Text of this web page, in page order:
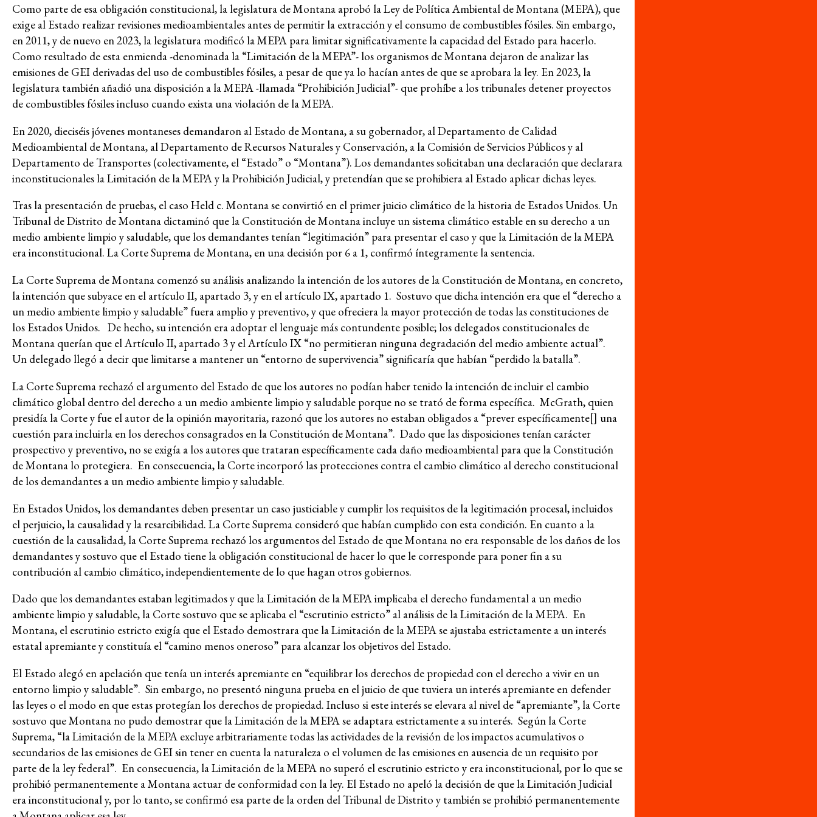
Lucha contra el despojo
Justicia climática y ambiental
Base de datos de
jurisprudencia
Serie de cómics
sobre captura
Temas
Acceso a la justicia
Justicia climática y ambiental
Acabar con la captura corporativa y la impunidad
Lucha contra el despojo
Futuros post-pandemia
Priorizar el conocimiento de las comunidades
Feminismos y justicia de género
Lucha contra la violencia y la represión
Grupos de trabajo
Rendición de cuentas corporativa
Política económica
Medio ambiente y DESC
Hub de investigación comunitaria
Movimientos sociales
Litigio estratégico
Sistema de solidaridad
Mujeres y DESC
Recursos
¿Qué son los derechos económicos, sociales y
Base de datos de jurisprudencia
Serie de cómics sobre captura corporativa
Sala de Prensa
Membresía
Política de privacidad
Como parte de esa obligación constitucional, la legislatura de Montana aprobó la Ley de Política Ambiental de Montana (MEPA), que
exige al Estado realizar revisiones medioambientales antes de permitir la extracción y el consumo de combustibles fósiles. Sin embargo,
en 2011, y de nuevo en 2023, la legislatura modificó la MEPA para limitar significativamente la capacidad del Estado para hacerlo.
Como resultado de esta enmienda -denominada la “Limitación de la MEPA”- los organismos de Montana dejaron de analizar las
emisiones de GEI derivadas del uso de combustibles fósiles, a pesar de que ya lo hacían antes de que se aprobara la ley. En 2023, la
legislatura también añadió una disposición a la MEPA -llamada “Prohibición Judicial”- que prohíbe a los tribunales detener proyectos
de combustibles fósiles incluso cuando exista una violación de la MEPA.
En 2020, dieciséis jóvenes montaneses demandaron al Estado de Montana, a su gobernador, al Departamento de Calidad
Medioambiental de Montana, al Departamento de Recursos Naturales y Conservación, a la Comisión de Servicios Públicos y al
Departamento de Transportes (colectivamente, el “Estado” o “Montana”). Los demandantes solicitaban una declaración que declarara
inconstitucionales la Limitación de la MEPA y la Prohibición Judicial, y pretendían que se prohibiera al Estado aplicar dichas leyes.
Tras la presentación de pruebas, el caso Held c. Montana se convirtió en el primer juicio climático de la historia de Estados Unidos. Un
Tribunal de Distrito de Montana dictaminó que la Constitución de Montana incluye un sistema climático estable en su derecho a un
medio ambiente limpio y saludable, que los demandantes tenían “legitimación” para presentar el caso y que la Limitación de la MEPA
era inconstitucional. La Corte Suprema de Montana, en una decisión por 6 a 1, confirmó íntegramente la sentencia.
La Corte Suprema de Montana comenzó su análisis analizando la intención de los autores de la Constitución de Montana, en concreto,
la intención que subyace en el artículo II, apartado 3, y en el artículo IX, apartado 1. Sostuvo que dicha intención era que el “derecho a
un medio ambiente limpio y saludable” fuera amplio y preventivo, y que ofreciera la mayor protección de todas las constituciones de
los Estados Unidos. De hecho, su intención era adoptar el lenguaje más contundente posible; los delegados constitucionales de
Montana querían que el Artículo II, apartado 3 y el Artículo IX “no permitieran ninguna degradación del medio ambiente actual”.
Un delegado llegó a decir que limitarse a mantener un “entorno de supervivencia” significaría que habían “perdido la batalla”.
La Corte Suprema rechazó el argumento del Estado de que los autores no podían haber tenido la intención de incluir el cambio
climático global dentro del derecho a un medio ambiente limpio y saludable porque no se trató de forma específica. McGrath, quien
presidía la Corte y fue el autor de la opinión mayoritaria, razonó que los autores no estaban obligados a “prever específicamente[] una
cuestión para incluirla en los derechos consagrados en la Constitución de Montana”. Dado que las disposiciones tenían carácter
prospectivo y preventivo, no se exigía a los autores que trataran específicamente cada daño medioambiental para que la Constitución
de Montana lo protegiera. En consecuencia, la Corte incorporó las protecciones contra el cambio climático al derecho constitucional
de los demandantes a un medio ambiente limpio y saludable.
En Estados Unidos, los demandantes deben presentar un caso justiciable y cumplir los requisitos de la legitimación procesal, incluidos
el perjuicio, la causalidad y la resarcibilidad. La Corte Suprema consideró que habían cumplido con esta condición. En cuanto a la
cuestión de la causalidad, la Corte Suprema rechazó los argumentos del Estado de que Montana no era responsable de los daños de los
demandantes y sostuvo que el Estado tiene la obligación constitucional de hacer lo que le corresponde para poner fin a su
contribución al cambio climático, independientemente de lo que hagan otros gobiernos.
Dado que los demandantes estaban legitimados y que la Limitación de la MEPA implicaba el derecho fundamental a un medio
ambiente limpio y saludable, la Corte sostuvo que se aplicaba el “escrutinio estricto” al análisis de la Limitación de la MEPA. En
Montana, el escrutinio estricto exigía que el Estado demostrara que la Limitación de la MEPA se ajustaba estrictamente a un interés
estatal apremiante y constituía el “camino menos oneroso” para alcanzar los objetivos del Estado.
El Estado alegó en apelación que tenía un interés apremiante en “equilibrar los derechos de propiedad con el derecho a vivir en un
entorno limpio y saludable”. Sin embargo, no presentó ninguna prueba en el juicio de que tuviera un interés apremiante en defender
las leyes o el modo en que estas protegían los derechos de propiedad. Incluso si este interés se elevara al nivel de “apremiante”, la Corte
sostuvo que Montana no pudo demostrar que la Limitación de la MEPA se adaptara estrictamente a su interés. Según la Corte
Suprema, “la Limitación de la MEPA excluye arbitrariamente todas las actividades de la revisión de los impactos acumulativos o
secundarios de las emisiones de GEI sin tener en cuenta la naturaleza o el volumen de las emisiones en ausencia de un requisito por
parte de la ley federal”. En consecuencia, la Limitación de la MEPA no superó el escrutinio estricto y era inconstitucional, por lo que se
prohibió permanentemente a Montana actuar de conformidad con la ley. El Estado no apeló la decisión de que la Limitación Judicial
era inconstitucional y, por lo tanto, se confirmó esa parte de la orden del Tribunal de Distrito y también se prohibió permanentemente